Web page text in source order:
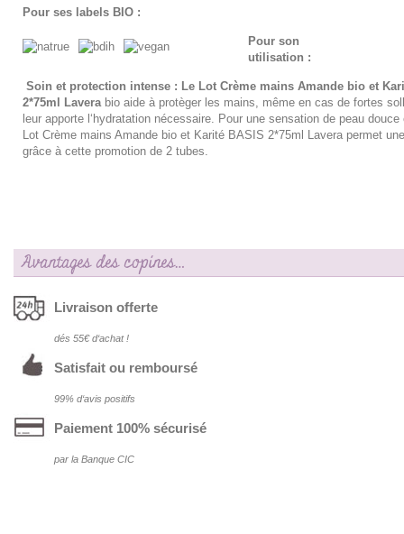
Pour ses labels BIO :
Pour son
utilisation :
Soin et protection intense : Le Lot Crème mains Amande bio et
2*75ml Laverabio aide à protèger les mains, même en cas de fortes
leur apporte l‘hydratation nécessaire. Pour une sensation de peau
Lot Crème mains Amande bio et Karité BASIS 2*75ml Lavera permet
grâce à cette promotion de 2 tubes.
Avantages des copines…
Livraison offerte
dés 55€ d‘achat !
Satisfait ou remboursé
99% d‘avis positifs
Paiement 100% sécurisé
par la Banque CIC